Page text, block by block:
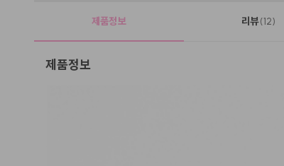
제품정보 리뷰(12)
제품정보